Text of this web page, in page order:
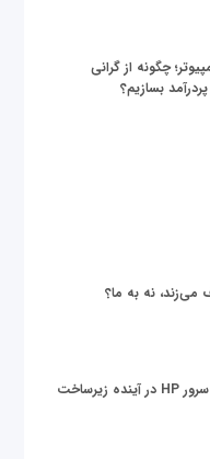
چگونه از گرانی
بسازیم؟
می‌زند، نه به ما؟
زیر پوست دنیای داده؛ نقش سرور HP در آینده زیرساخت